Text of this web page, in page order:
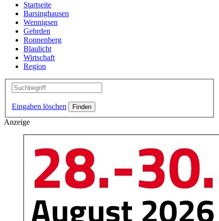
Startseite
Barsinghausen
Wennigsen
Gehrden
Ronnenberg
Blaulicht
Wirtschaft
Region
Eingaben löschen
Anzeige